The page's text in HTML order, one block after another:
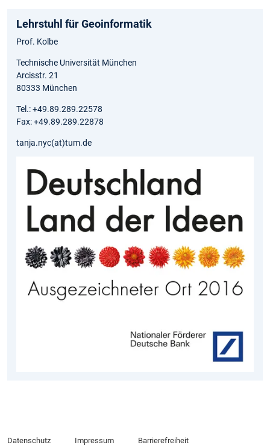
Lehrstuhl für Geoinformatik
Prof. Kolbe
Technische Universität München
Arcisstr. 21
80333 München
Tel.: +49.89.289.22578
Fax: +49.89.289.22878
tanja.nyc(at)tum.de
Datenschutz Impressum Barrierefreiheit